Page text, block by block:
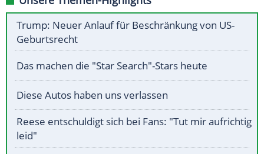
Trump: Neuer Anlauf für Beschränkung von US-
Geburtsrecht
Das machen die "Star Search"-Stars heute
Diese Autos haben uns verlassen
Reese entschuldigt sich bei Fans: "Tut mir aufrichtig
leid"